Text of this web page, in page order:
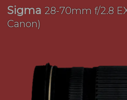
Sigma 28-70mm f/2.8
Canon)